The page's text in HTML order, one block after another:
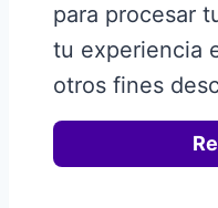
para procesar
tu experiencia
otros fines